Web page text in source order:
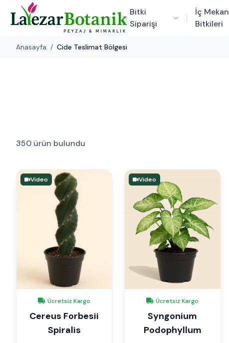
Bitki
Siparişi
İç Mekan
Bitkileri
Anasayfa / Cide Teslimat Bölgesi
350 ürün bulundu
Video
Ücretsiz Kargo
Cereus Forbesii
Spiralis
Video
Ücretsiz Kargo
Syngonium
Podophyllum